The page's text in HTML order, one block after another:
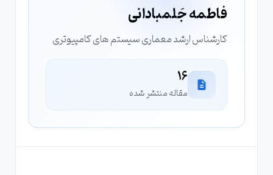
فاطمه جَلمبادانی
کارشناس ارشد معماری سیستم های کامپیوتری
16
مقاله منتشر شده